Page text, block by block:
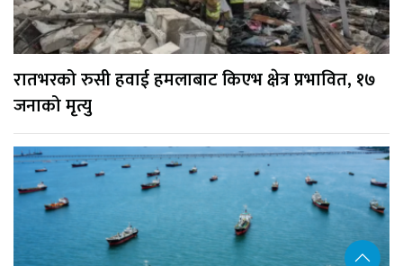
रातभरको रुसी हवाई हमलाबाट किएभ क्षेत्र प्रभावित, १७
जनाको मृत्यु